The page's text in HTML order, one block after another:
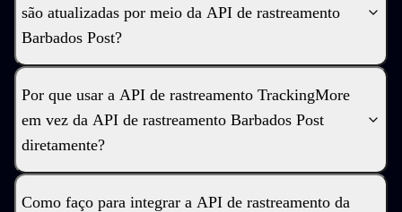
são atualizadas por meio da API de rastreamento
Barbados Post?
Por que usar a API de rastreamento TrackingMore
em vez da API de rastreamento Barbados Post
diretamente?
Como faço para integrar a API de rastreamento da